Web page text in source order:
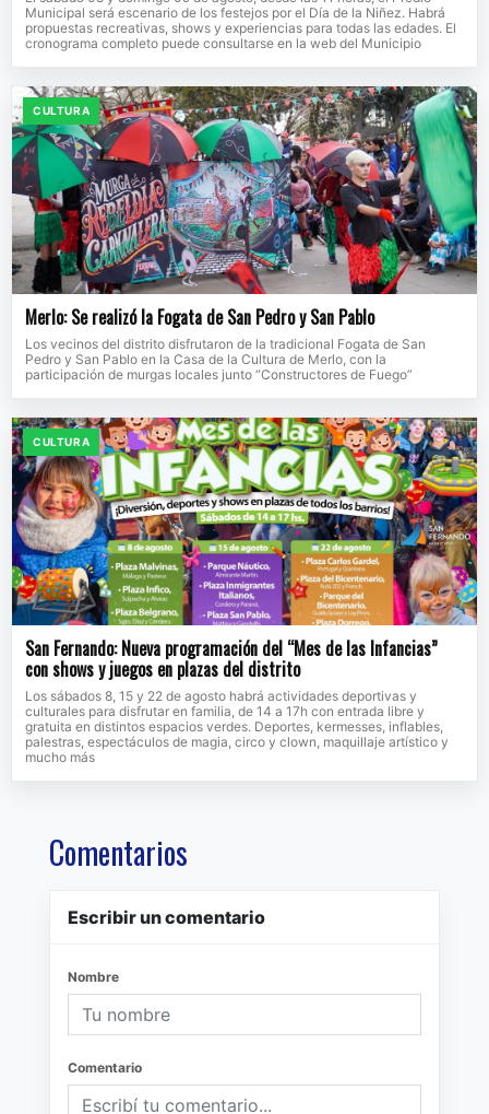
Municipal será escenario de los festejos por el Día de la Niñez. Habrá
propuestas recreativas, shows y experiencias para todas las edades. El
cronograma completo puede consultarse en la web del Municipio
CULTURA
Merlo: Se realizó la Fogata de San Pedro y San Pablo
Los vecinos del distrito disfrutaron de la tradicional Fogata de San
Pedro y San Pablo en la Casa de la Cultura de Merlo, con la
participación de murgas locales junto “Constructores de Fuego”
CULTURA
San Fernando: Nueva programación del “Mes de las Infancias”
con shows y juegos en plazas del distrito
Los sábados 8, 15 y 22 de agosto habrá actividades deportivas y
culturales para disfrutar en familia, de 14 a 17h con entrada libre y
gratuita en distintos espacios verdes. Deportes, kermesses, inflables,
palestras, espectáculos de magia, circo y clown, maquillaje artístico y
mucho más
Comentarios
Escribir un comentario
Nombre
Comentario